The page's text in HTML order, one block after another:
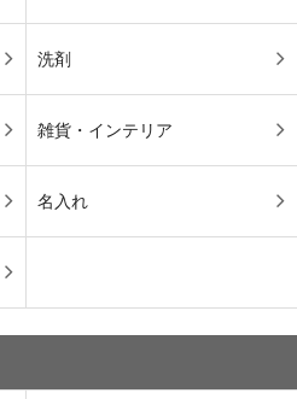
洗剤
雑貨・インテリア
名入れ